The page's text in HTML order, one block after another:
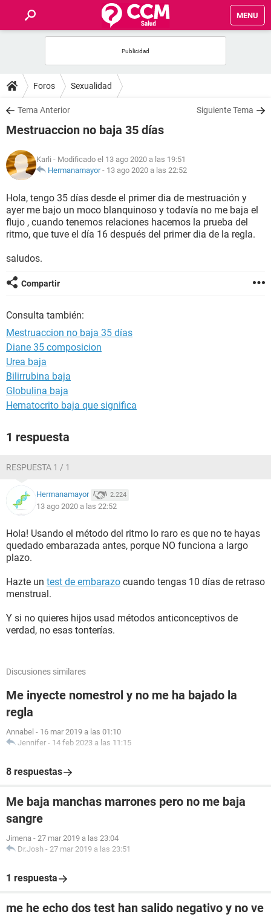
MENU
FOROS
SALUD
NUTRICIÓN
BIENESTAR
SEXUALIDAD
GLOSARIO
Foros Sexualidad
Tema Anterior Siguiente Tema
Mestruaccion no baja 35 días
Karli - Modificado el 13 ago 2020 a las 19:51
Hermanamayor- 13 ago 2020 a las 22:52
Hola, tengo 35 días desde el primer dia de mestruación y
ayer me bajo un moco blanquinoso y todavía no me baja el
flujo , cuando tenemos relaciones hacemos la prueba del
ritmo, que tuve el día 16 después del primer dia de la regla.
saludos.
Compartir
Consulta también:
Mestruaccion no baja 35 días
Diane 35 composicion
Urea baja
Bilirrubina baja
Globulina baja
Hematocrito baja que significa
1 respuesta
RESPUESTA 1 / 1
Hermanamayor 2.224
13 ago 2020 a las 22:52
Hola! Usando el método del ritmo lo raro es que no te hayas
quedado embarazada antes, porque NO funciona a largo
plazo.
Hazte un test de embarazo cuando tengas 10 días de retraso
menstrual.
Y si no quieres hijos usad métodos anticonceptivos de
verdad, no esas tonterías.
Discusiones similares
Me inyecte nomestrol y no me ha bajado la
regla
Annabel - 16 mar 2019 a las 01:10
Jennifer - 14 feb 2023 a las 11:15
8 respuestas
Me baja manchas marrones pero no me baja
sangre
Jimena - 27 mar 2019 a las 23:04
Dr.Josh - 27 mar 2019 a las 23:51
1 respuesta
me he echo dos test han salido negativo y no ve